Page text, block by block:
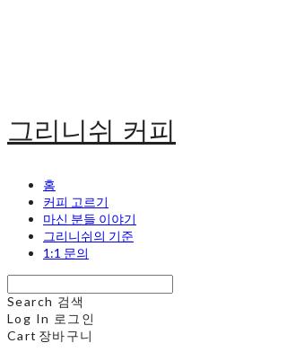
그리니쉬 커피
홈
커피 고르기
마신 분들 이야기
그리니쉬의 기준
1:1 문의
Search 검색
Log In 로그인
Cart 장바구니